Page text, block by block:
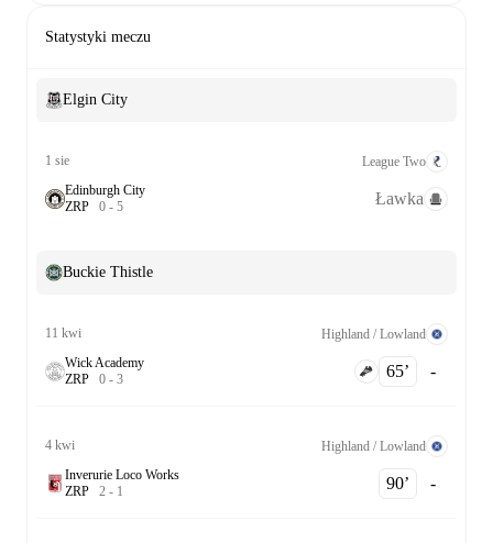
Statystyki meczu
Elgin City
1 sie
League Two
Edinburgh City
ZRP 0 - 5 Ławka
Buckie Thistle
11 kwi
Highland / Lowland
Wick Academy
ZRP 0 - 3 65‎’‎ -
4 kwi
Highland / Lowland
Inverurie Loco Works
ZRP 2 - 1 90‎’‎ -